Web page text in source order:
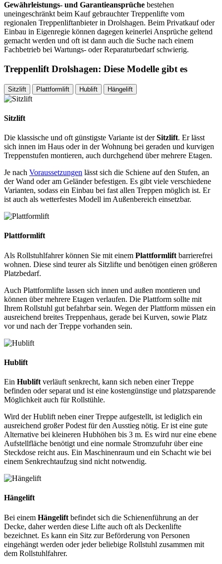
Gewährleistungs- und Garantieansprüche bestehen
uneingeschränkt beim Kauf gebrauchter Treppenlifte vom
regionalen Treppenliftanbieter in Drolshagen. Beim Privatkauf oder
Einbau in Eigenregie können dagegen keinerlei Ansprüche geltend
gemacht werden und oft ist dann auch die Suche nach einem
Fachbetrieb bei Wartungs- oder Reparaturbedarf schwierig.
Treppenlift Drolshagen: Diese Modelle gibt es
Sitzlift Plattformlift Hublift Hängelift
Sitzlift
Die klassische und oft günstigste Variante ist derSitzlift. Er lässt
sich innen im Haus oder in der Wohnung bei geraden und kurvigen
Treppenstufen montieren, auch durchgehend über mehrere Etagen.
Je nach Voraussetzungen lässt sich die Schiene auf den Stufen, an
der Wand oder am Geländer befestigen. Es gibt viele verschiedene
Varianten, sodass ein Einbau bei fast allen Treppen möglich ist. Er
ist auch als wetterfestes Modell im Außenbereich einsetzbar.
Plattformlift
Als Rollstuhlfahrer können Sie mit einem Plattformlift barrierefrei
wohnen. Diese sind teurer als Sitzlifte und benötigen einen größeren
Platzbedarf.
Auch Plattformlifte lassen sich innen und außen montieren und
können über mehrere Etagen verlaufen. Die Plattform sollte mit
Ihrem Rollstuhl gut befahrbar sein. Wegen der Plattform müssen ein
ausreichend breites Treppenhaus, gerade bei Kurven, sowie Platz
vor und nach der Treppe vorhanden sein.
Hublift
Ein Hublift verläuft senkrecht, kann sich neben einer Treppe
befinden oder separat und ist eine kostengünstige und platzsparende
Möglichkeit auch für Rollstühle.
Wird der Hublift neben einer Treppe aufgestellt, ist lediglich ein
ausreichend großer Podest für den Ausstieg nötig. Er ist eine gute
Alternative bei kleineren Hubhöhen bis 3 m. Es wird nur eine ebene
Aufstellfläche benötigt und eine normale Stromzufuhr über eine
Steckdose reicht aus. Ein Maschinenraum und ein Schacht wie bei
einem Senkrechtaufzug sind nicht notwendig.
Hängelift
Bei einem Hängelift befindet sich die Schienenführung an der
Decke, daher werden diese Lifte auch oft als Deckenlifte
bezeichnet. Es kann ein Sitz zur Beförderung von Personen
eingehängt werden oder jeder beliebige Rollstuhl zusammen mit
dem Rollstuhlfahrer.